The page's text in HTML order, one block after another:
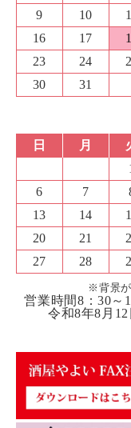
9
10
16
17
23
24
30
31
日
月
6
7
13
14
20
21
27
28
※背景が
営業時間8：30～
令和8年8月